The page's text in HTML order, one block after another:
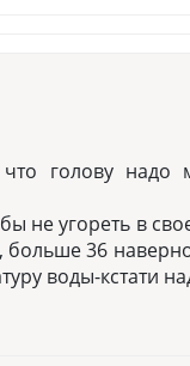
голову надо
не угореть в
36
воды-кстати